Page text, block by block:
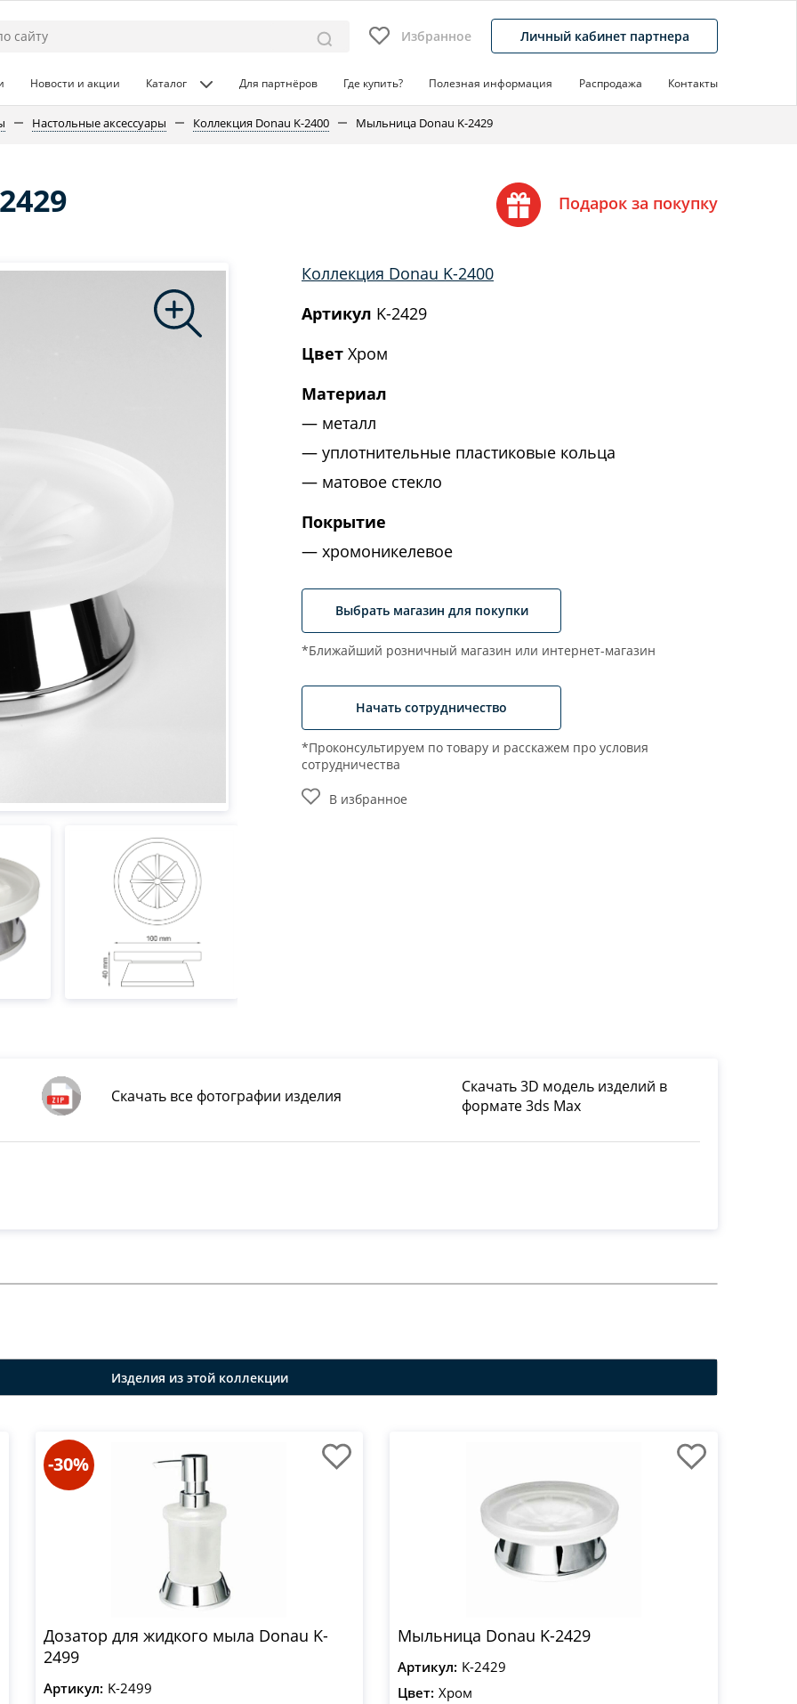
Избранное Личный кабинет партнера
Новости и акции Каталог Для партнёров Где купить? Полезная информация Распродажа Контакты
Настольные аксессуары Коллекция Donau K-2400 Мыльница Donau K-2429
Подарок за покупку
Коллекция Donau K-2400
Артикул K-2429
Цвет Хром
Материал
металл
уплотнительные пластиковые кольца
матовое стекло
Покрытие
хромоникелевое
Выбрать магазин для покупки
*Ближайший розничный магазин или интернет-магазин
Начать сотрудничество
*Проконсультируем по товару и расскажем про условия
сотрудничества
В избранное
Скачать все фотографии изделия
Скачать 3D модель изделий в
формате 3ds Max
Изделия из этой коллекции
-30%
Дозатор для жидкого мыла Donau K-
2499
Артикул: K-2499
Мыльница Donau K-2429
Артикул: K-2429
Цвет: Хром